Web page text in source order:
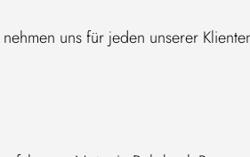
uns für jeden unserer